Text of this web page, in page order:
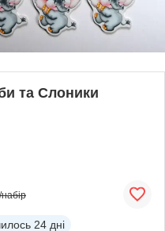
та Слоники
24 дні